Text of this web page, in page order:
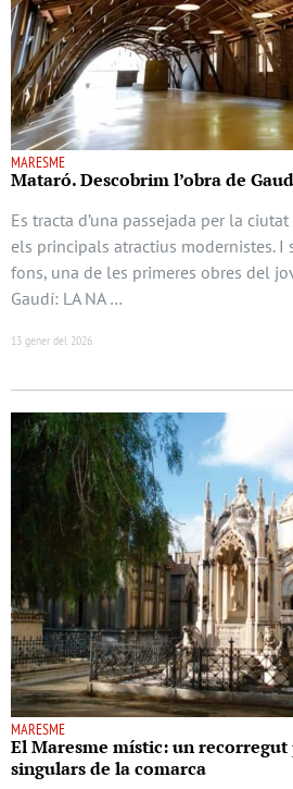
MARESME
Mataró. Descobrim l’obra de
Es tracta d’una passejada per la
els principals atractius modernistes. I
fons, una de les primeres obres del
Gaudí: LA NA …
13 gener del 2026
MARESME
El Maresme místic: un
singulars de la comarca